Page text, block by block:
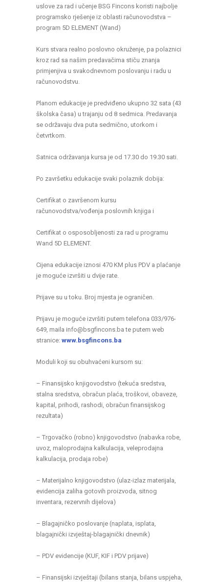
uslove za rad i učenje BSG Fincons koristi najbolje
programsko rješenje iz oblasti računovodstva –
program 5D ELEMENT (Wand)
Kurs stvara realno poslovno okruženje, pa polaznici
kroz rad sa našim predavačima stiču znanja
primjenjiva u svakodnevnom poslovanju i radu u
računovodstvu.
Planom edukacije je predviđeno ukupno 32 sata (43
školska časa) u trajanju od 8 sedmica. Predavanja
se održavaju dva puta sedmično, utorkom i
četvrtkom.
Satnica održavanja kursa je od 17.30 do 19.30 sati.
Po završetku edukacije svaki polaznik dobija:
Certifikat o završenom kursu
računovodstva/vođenja poslovnih knjiga i
Certifikat o osposobljenosti za rad u programu
Wand 5D ELEMENT.
Cijena edukacije iznosi 470 KM plus PDV a plaćanje
je moguće izvršiti u dvije rate.
Prijave su u toku. Broj mjesta je ograničen.
Prijavu je moguće izvršiti putem telefona 033/976-
649, maila info@bsgfincons.ba te putem web
stranice: www.bsgfincons.ba
Moduli koji su obuhvaćeni kursom su:
– Finansijsko knjigovodstvo (tekuća sredstva,
stalna sredstva, obračun plaća, troškovi, obaveze,
kapital, prihodi, rashodi, obračun finansijskog
rezultata)
– Trgovačko (robno) knjigovodstvo (nabavka robe,
uvoz, maloprodajna kalkulacija, veleprodajna
kalkulacija, prodaja robe)
– Materijalno knjigovodstvo (ulaz-izlaz materijala,
evidencija zaliha gotovih proizvoda, sitnog
inventara, rezervnih dijelova)
– Blagajničko poslovanje (naplata, isplata,
blagajnički izvještaj-blagajnički dnevnik)
– PDV evidencije (KUF, KIF i PDV prijave)
– Finansijski izvještaji (bilans stanja, bilans uspjeha,